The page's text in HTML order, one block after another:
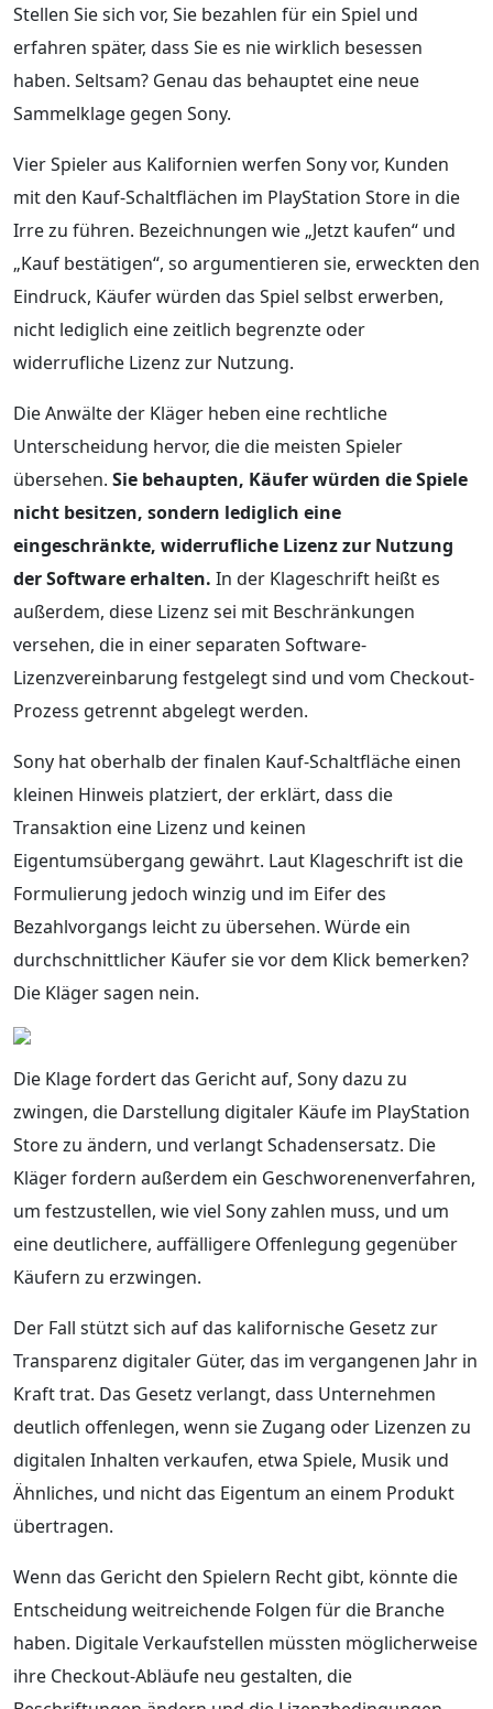
Stellen Sie sich vor, Sie bezahlen für ein Spiel und
erfahren später, dass Sie es nie wirklich besessen
haben. Seltsam? Genau das behauptet eine neue
Sammelklage gegen Sony.
Vier Spieler aus Kalifornien werfen Sony vor, Kunden
mit den Kauf-Schaltflächen im PlayStation Store in die
Irre zu führen. Bezeichnungen wie „Jetzt kaufen“ und
„Kauf bestätigen“, so argumentieren sie, erweckten den
Eindruck, Käufer würden das Spiel selbst erwerben,
nicht lediglich eine zeitlich begrenzte oder
widerrufliche Lizenz zur Nutzung.
Die Anwälte der Kläger heben eine rechtliche
Unterscheidung hervor, die die meisten Spieler
übersehen. Sie behaupten, Käufer würden die Spiele
nicht besitzen, sondern lediglich eine
eingeschränkte, widerrufliche Lizenz zur Nutzung
der Software erhalten. In der Klageschrift heißt es
außerdem, diese Lizenz sei mit Beschränkungen
versehen, die in einer separaten Software-
Lizenzvereinbarung festgelegt sind und vom Checkout-
Prozess getrennt abgelegt werden.
Sony hat oberhalb der finalen Kauf-Schaltfläche einen
kleinen Hinweis platziert, der erklärt, dass die
Transaktion eine Lizenz und keinen
Eigentumsübergang gewährt. Laut Klageschrift ist die
Formulierung jedoch winzig und im Eifer des
Bezahlvorgangs leicht zu übersehen. Würde ein
durchschnittlicher Käufer sie vor dem Klick bemerken?
Die Kläger sagen nein.
Die Klage fordert das Gericht auf, Sony dazu zu
zwingen, die Darstellung digitaler Käufe im PlayStation
Store zu ändern, und verlangt Schadensersatz. Die
Kläger fordern außerdem ein Geschworenenverfahren,
um festzustellen, wie viel Sony zahlen muss, und um
eine deutlichere, auffälligere Offenlegung gegenüber
Käufern zu erzwingen.
Der Fall stützt sich auf das kalifornische Gesetz zur
Transparenz digitaler Güter, das im vergangenen Jahr in
Kraft trat. Das Gesetz verlangt, dass Unternehmen
deutlich offenlegen, wenn sie Zugang oder Lizenzen zu
digitalen Inhalten verkaufen, etwa Spiele, Musik und
Ähnliches, und nicht das Eigentum an einem Produkt
übertragen.
Wenn das Gericht den Spielern Recht gibt, könnte die
Entscheidung weitreichende Folgen für die Branche
haben. Digitale Verkaufstellen müssten möglicherweise
ihre Checkout-Abläufe neu gestalten, die